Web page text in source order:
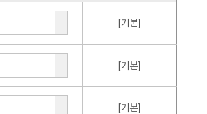
[기본]
[기본]
[기본]